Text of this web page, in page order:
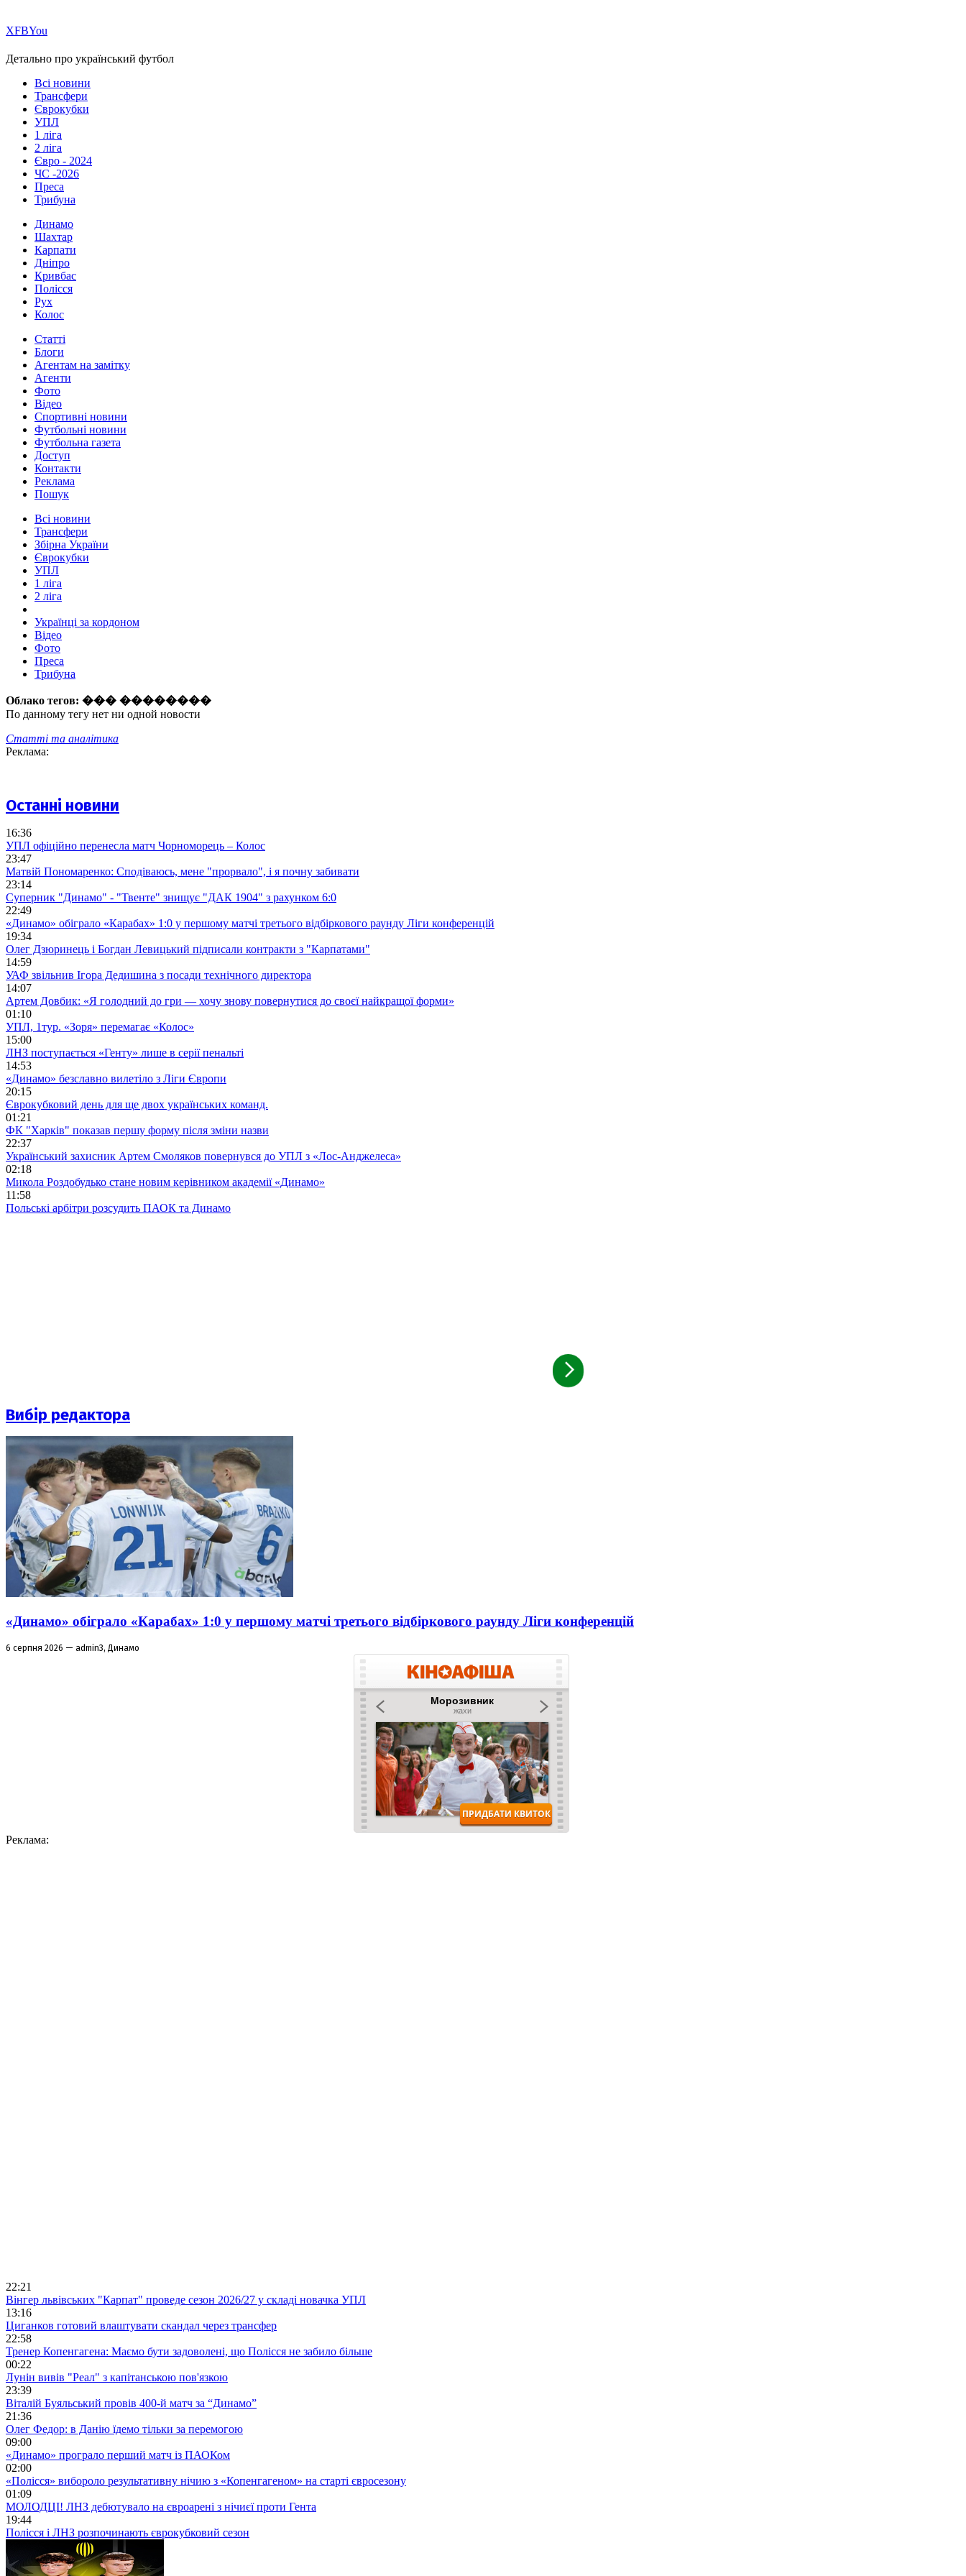
ХFBYou
Детально про український футбол
Всі новини
Трансфери
Єврокубки
УПЛ
1 ліга
2 ліга
Євро - 2024
ЧС -2026
Преса
Трибуна
Динамо
Шахтар
Карпати
Дніпро
Кривбас
Полісся
Рух
Колос
Статті
Блоги
Агентам на замітку
Агенти
Фото
Відео
Спортивні новини
Футбольні новини
Футбольна газета
Доступ
Контакти
Реклама
Пошук
Всі новини
Трансфери
Збірна України
Єврокубки
УПЛ
1 ліга
2 ліга
Українці за кордоном
Відео
Фото
Преса
Трибуна
Облако тегов: ��� ��������
По данному тегу нет ни одной новости
Статті та аналітика
Реклама:
Останні новини
16:36
УПЛ офіційно перенесла матч Чорноморець – Колос
23:47
Матвій Пономаренко: Сподіваюсь, мене "прорвало", і я почну забивати
23:14
Суперник "Динамо" - "Твенте" знищує "ДАК 1904" з рахунком 6:0
22:49
«Динамо» обіграло «Карабах» 1:0 у першому матчі третього відбіркового раунду Ліги конференцій
19:34
Олег Дзюринець і Богдан Левицький підписали контракти з "Карпатами"
14:59
УАФ звільнив Ігора Дедишина з посади технічного директора
14:07
Артем Довбик: «Я голодний до гри — хочу знову повернутися до своєї найкращої форми»
01:10
УПЛ, 1тур. «Зоря» перемагає «Колос»
15:00
ЛНЗ поступається «Генту» лише в серії пенальті
14:53
«Динамо» безславно вилетіло з Ліги Європи
20:15
Єврокубковий день для ще двох українських команд.
01:21
ФК "Харків" показав першу форму після зміни назви
22:37
Український захисник Артем Смоляков повернувся до УПЛ з «Лос-Анджелеса»
02:18
Микола Роздобудько стане новим керівником академії «Динамо»
11:58
Польські арбітри розсудить ПАОК та Динамо
Вибір редактора
«Динамо» обіграло «Карабах» 1:0 у першому матчі третього відбіркового раунду Ліги конференцій
6 серпня 2026 — admin3, Динамо
Реклама:
22:21
Вінгер львівських "Карпат" проведе сезон 2026/27 у складі новачка УПЛ
13:16
Циганков готовий влаштувати скандал через трансфер
22:58
Тренер Копенгагена: Маємо бути задоволені, що Полісся не забило більше
00:22
Лунін вивів "Реал" з капітанською пов'язкою
23:39
Віталій Буяльський провів 400-й матч за “Динамо”
21:36
Олег Федор: в Данію їдемо тільки за перемогою
09:00
«Динамо» програло перший матч із ПАОКом
02:00
«Полісся» вибороло результативну нічию з «Копенгагеном» на старті євросезону
01:09
МОЛОДЦІ! ЛНЗ дебютувало на євроарені з нічиєї проти Гента
19:44
Полісся і ЛНЗ розпочинають єврокубковий сезон